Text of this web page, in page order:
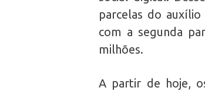
parcelas do
com a segunda
milhões.
A partir de hoje,